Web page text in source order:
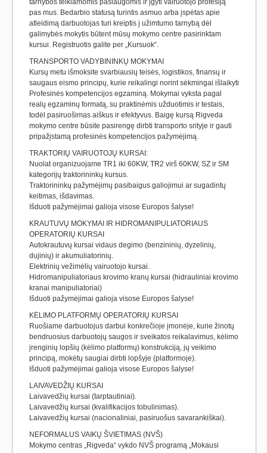
tarnybos teikiamomis paslaugomis ir įgyti vairuotojo profesiją
pas mus. Bedarbio statusą turintis asmuo arba įspėtas apie
atleidimą darbuotojas turi kreiptis į užimtumo tarnybą dėl
galimybės mokytis būtent mūsų mokymo centre pasirinktam
kursui. Registruotis galite per „Kursuok“.
TRANSPORTO VADYBININKŲ MOKYMAI
Kursų metu išmoksite svarbiausių teisės, logistikos, finansų ir
saugaus eismo principų, kurie reikalingi norint sėkmingai išlaikyti
Profesinės kompetencijos egzaminą. Mokymai vyksta pagal
realų egzaminų formatą, su praktinėmis užduotimis ir testais,
todėl pasiruošimas aiškus ir efektyvus. Baigę kursą Rigveda
mokymo centre būsite pasirengę dirbti transporto srityje ir gauti
pripažįstamą profesinės kompetencijos pažymėjimą.
TRAKTORIŲ VAIRUOTOJŲ KURSAI:
Nuolat organizuojame TR1 iki 60KW, TR2 virš 60KW, SZ ir SM
kategorijų traktorininkų kursus.
Traktorininkų pažymėjimų pasibaigus galiojimui ar sugadintų
keitimas, išdavimas.
Išduoti pažymėjimai galioja visose Europos šalyse!
KRAUTUVŲ MOKYMAI IR HIDROMANIPULIATORIAUS
OPERATORIŲ KURSAI
Autokrautuvų kursai vidaus degimo (benzininių, dyzelinių,
dujinių) ir akumuliatorinių.
Elektrinių vežimėlių vairuotojo kursai.
Hidromanipuliatoriaus krovimo kranų kursai (hidrauliniai krovimo
kranai manipuliatoriai)
Išduoti pažymėjimai galioja visose Europos šalyse!
KĖLIMO PLATFORMŲ OPERATORIŲ KURSAI
Ruošiame darbuotojus darbui konkrečioje įmonėje, kurie žinotų
bendruosius darbuotojų saugos ir sveikatos reikalavimus, kėlimo
įrenginių lopšių (kėlimo platformų) konstrukciją, jų veikimo
principą, mokėtų saugiai dirbti lopšyje (platformoje).
Išduoti pažymėjimai galioja visose Europos šalyse!
LAIVAVEDŽIŲ KURSAI
Laivavedžių kursai (tarptautiniai).
Laivavedžių kursai (kvalifikacijos tobulinimas).
Laivavedžių kursai (nacionaliniai, pasiruošus savarankiškai).
NEFORMALUS VAIKŲ ŠVIETIMAS (NVŠ)
Mokymo centras „Rigveda“ vykdo NVŠ programą „Mokausi